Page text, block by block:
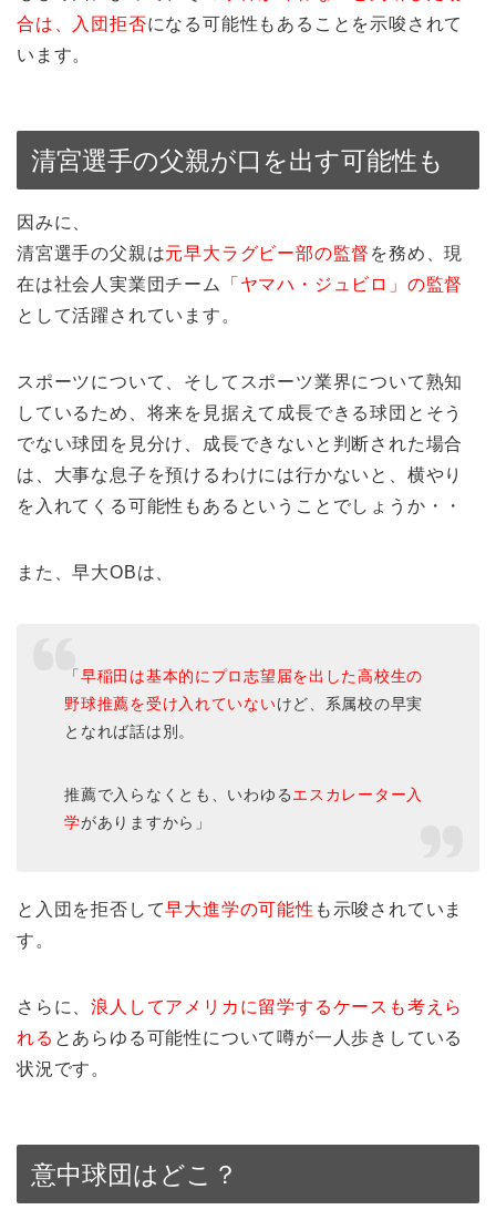
合は、入団拒否になる可能性もあることを示唆されて
います。
清宮選手の父親が口を出す可能性も
因みに、
清宮選手の父親は元早大ラグビー部の監督 を務め、現
在は社会人実業団チーム
「ヤマハ・ジュビロ」の監督
として活躍されています。
スポーツについて、そしてスポーツ業界について熟知
しているため、将来を見据えて成長できる球団とそう
でない球団を見分け、成長できないと判断された場合
は、大事な息子を預けるわけには行かないと、横やり
を入れてくる可能性もあるということでしょうか・・
また、早大OBは、
「早稲田は基本的にプロ志望届を出した高校生の
野球推薦を受け入れていないけど、系属校の早実
となれば話は別。
推薦で入らなくとも、いわゆるエスカレーター入
学がありますから」
と入団を拒否して早大進学の可能性 も示唆されていま
す。
さらに、浪人してアメリカに留学するケースも考えら
れる とあらゆる可能性について噂が一人歩きしている
状況です。
意中球団はどこ？